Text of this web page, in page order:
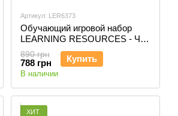
Артикул: LER6373
Обучающий игровой набор
LEARNING RESOURCES - Что
чувствует ананас -?
890 грн
788 грн Купить
В наличии
ХИТ